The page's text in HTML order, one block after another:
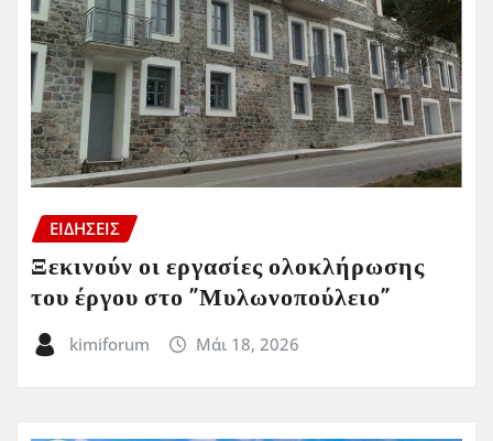
ΕΙΔΗΣΕΙΣ
Ξεκινούν οι εργασίες ολοκλήρωσης
του έργου στο ”Μυλωνοπούλειο”
kimiforum Μάι 18, 2026